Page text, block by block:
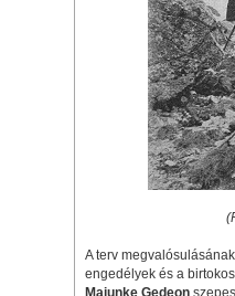
A terv
engedélyek és a
Majunke Gedeon